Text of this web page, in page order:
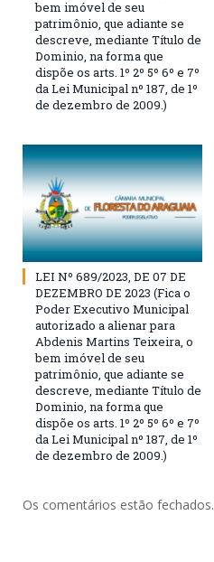
bem imóvel de seu
patrimônio, que adiante se
descreve, mediante Título de
Dominio, na forma que
dispõe os arts. 1º 2º 5º 6º e 7º
da Lei Municipal nº 187, de 1º
de dezembro de 2009.)
LEI Nº 689/2023, DE 07 DE
DEZEMBRO DE 2023 (Fica o
Poder Executivo Municipal
autorizado a alienar para
Abdenis Martins Teixeira, o
bem imóvel de seu
patrimônio, que adiante se
descreve, mediante Título de
Dominio, na forma que
dispõe os arts. 1º 2º 5º 6º e 7º
da Lei Municipal nº 187, de 1º
de dezembro de 2009.)
Os comentários estão fechados.